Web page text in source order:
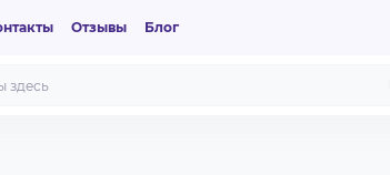
Отзывы Блог